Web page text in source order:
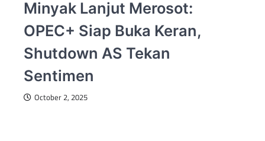
Minyak Lanjut Merosot:
OPEC+ Siap Buka Keran,
Shutdown AS Tekan
Sentimen
October 2, 2025